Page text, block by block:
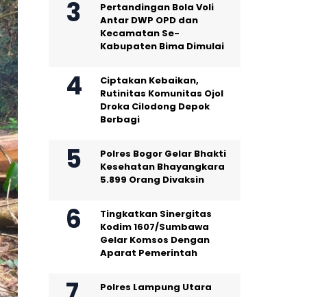
Pertandingan Bola Voli
Antar DWP OPD dan
Kecamatan Se-
Kabupaten Bima Dimulai
Ciptakan Kebaikan,
Rutinitas Komunitas Ojol
Droka Cilodong Depok
Berbagi
Polres Bogor Gelar Bhakti
Kesehatan Bhayangkara
5.899 Orang Divaksin
Tingkatkan Sinergitas
Kodim 1607/Sumbawa
Gelar Komsos Dengan
Aparat Pemerintah
Polres Lampung Utara